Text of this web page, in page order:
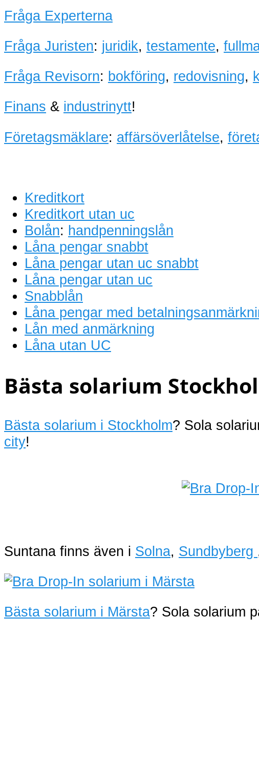
Fråga Experterna
Fråga Juristen: juridik, testamente,
Fråga Revisorn: bokföring, redovisning,
Finans & industrinytt!
Företagsmäklare: affärsöverlåtelse,
Kreditkort
Kreditkort utan uc
Bolån: handpenningslån
Låna pengar snabbt
Låna pengar utan uc snabbt
Låna pengar utan uc
Snabblån
Låna pengar med
Lån med anmärkning
Låna utan UC
Bästa solarium
Bästa solarium i Stockholm? Sola
city!
Suntana finns även i Solna, Sundbyberg
Bästa solarium i Märsta? Sola solarium